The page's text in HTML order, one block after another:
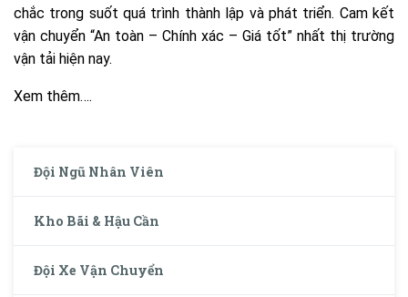
chắc trong suốt quá trình thành lập và phát triển. Cam kết
vận chuyển “An toàn – Chính xác – Giá tốt” nhất thị trường
vận tải hiện nay.
Xem thêm….
Đội Ngũ Nhân Viên
Kho Bãi & Hậu Cần
Đội Xe Vận Chuyển